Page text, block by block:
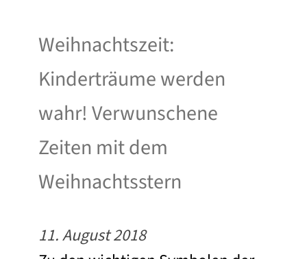
Weihnachtszeit:
Kinderträume werden
wahr! Verwunschene
Zeiten mit dem
Weihnachtsstern
11. August 2018